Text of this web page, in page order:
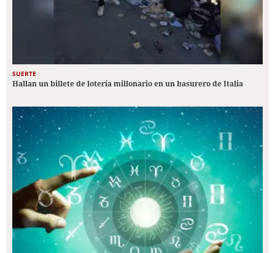
SUERTE
Hallan un billete de lotería millonario en un basurero de Italia